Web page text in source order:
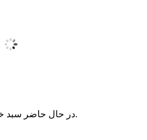
در حال حاضر سبد خرید شما خالی می‌باشد.